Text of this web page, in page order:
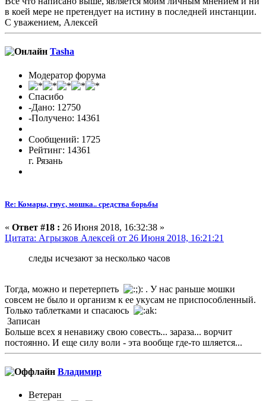
в коей мере не претендует на истину в последней инстанции.
С уважением, Алексей
Tasha
Модератор форума
Спасибо
-Дано: 12750
-Получено: 14361
Сообщений: 1725
Рейтинг: 14361
г. Рязань
Re: Комары, гнус, мошка.. средства борьбы
« Ответ #18 : 26 Июня 2018, 16:32:38 »
Цитата: Агрызков Алексей от 26 Июня 2018, 16:21:21
следы исчезают за несколько часов
Тогда, можно и перетерпеть
. У нас раньше мошки
совсем не было и организм к ее укусам не приспособленный.
Только таблетками и спасаюсь
Записан
Больше всех я ненавижу свою совесть... зараза... ворчит
постоянно. И еще силу воли - эта вообще где-то шляется...
Владимиp
Ветеран